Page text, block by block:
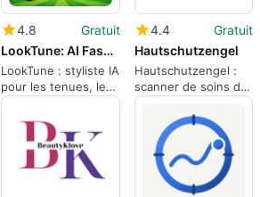
4.8
Gratuit
LookTune: AI Fashion Stylist
LookTune : styliste IA
pour les tenues, les
cheveux, le
maquillage et les
portraits de fans
4.4
Gratuit
Hautschutzengel
Hautschutzengel :
scanner de soins de
la peau axé sur les
ingrédients pour les
acheteurs de peau
sensible